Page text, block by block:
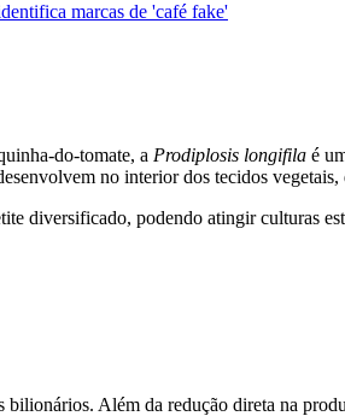
marcas de 'café fake'
do-tomate, a Prodiplosis longifila é
no interior dos tecidos
diversificado, podendo atingir culturas
Além da redução direta na